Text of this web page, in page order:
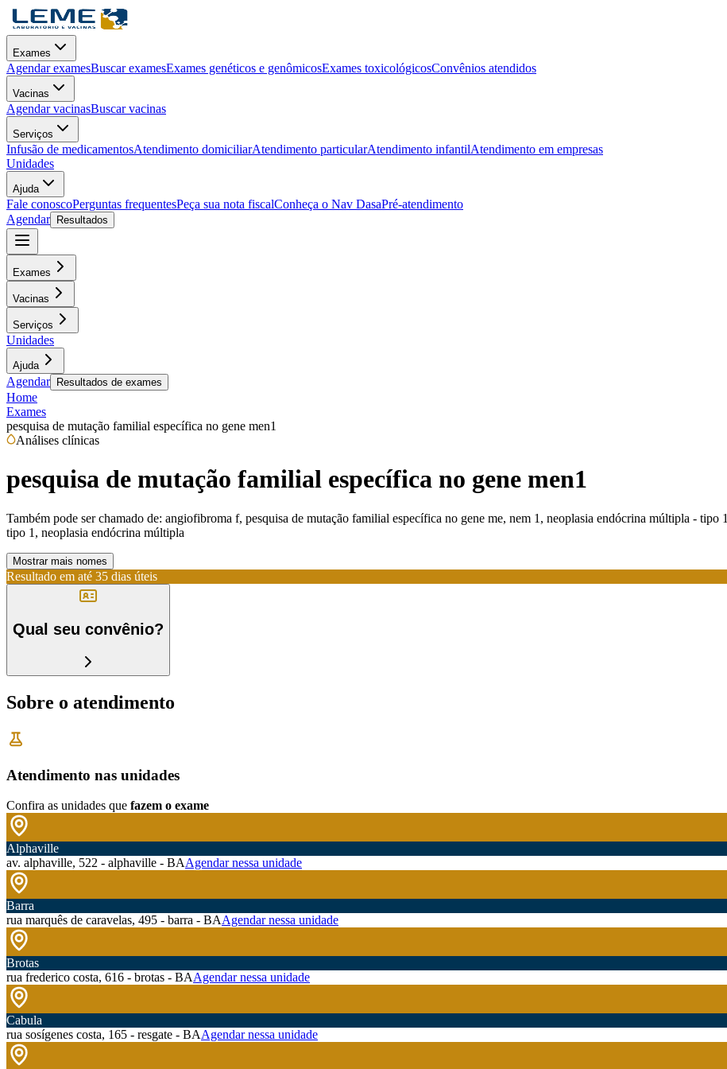
Exames
Agendar examesBuscar examesExames genéticos e genômicosExames toxicológicosConvênios atendidos
Vacinas
Agendar vacinasBuscar vacinas
Serviços
Infusão de medicamentosAtendimento domiciliarAtendimento particularAtendimento infantilAtendimento em empresas
Unidades
Ajuda
Fale conoscoPerguntas frequentesPeça sua nota fiscalConheça o Nav DasaPré-atendimento
Agendar
Resultados
Exames
Vacinas
Serviços
Unidades
Ajuda
Agendar Resultados de exames
Home
Exames
pesquisa de mutação familial específica no gene men1
Análises clínicas
pesquisa de mutação familial específica no gene men1
Também pode ser chamado de: angiofibroma f, pesquisa de mutação familial específica no gene me, nem 1, neoplasia endócrina múltipla -
tipo 1, neoplasia endócrina múltipla
Mostrar mais nomes
Resultado em até 35 dias úteis
Qual seu convênio?
Sobre o atendimento
Atendimento nas unidades
Confira as unidades que fazem o exame
Alphaville
av. alphaville, 522 - alphaville - BAAgendar nessa unidade
Barra
rua marquês de caravelas, 495 - barra - BAAgendar nessa unidade
Brotas
rua frederico costa, 616 - brotas - BAAgendar nessa unidade
Cabula
rua sosígenes costa, 165 - resgate - BAAgendar nessa unidade